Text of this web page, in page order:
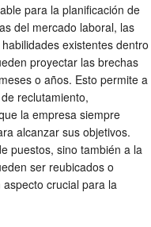
para la planificación de
del mercado laboral, las
existentes dentro
proyectar las brechas
o años. Esto permite a
reclutamiento,
la empresa siempre
alcanzar sus objetivos.
puestos, sino también a la
ser reubicados o
crucial para la